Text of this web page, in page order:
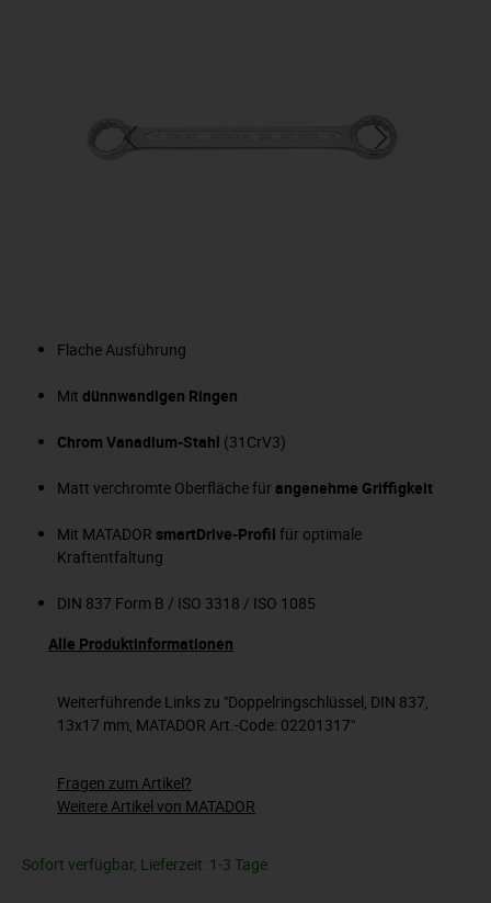
Flache Ausführung
Mit dünnwandigen Ringen
Chrom Vanadium-Stahl (31CrV3)
Matt verchromte Oberfläche fürangenehme Griffigkeit
Mit MATADOR smartDrive-Profil für optimale
Kraftentfaltung
DIN 837 Form B / ISO 3318 / ISO 1085
Alle Produktinformationen
Weiterführende Links zu "Doppelringschlüssel, DIN 837,
13x17 mm, MATADOR Art.-Code: 02201317"
Fragen zum Artikel?
Weitere Artikel von MATADOR
Sofort verfügbar, Lieferzeit: 1-3 Tage